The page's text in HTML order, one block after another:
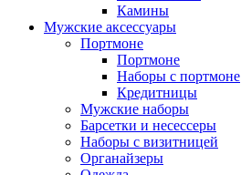
Камины
Мужские аксессуары
Портмоне
Портмоне
Наборы с портмоне
Кредитницы
Мужские наборы
Барсетки и несессеры
Наборы с визитницей
Органайзеры